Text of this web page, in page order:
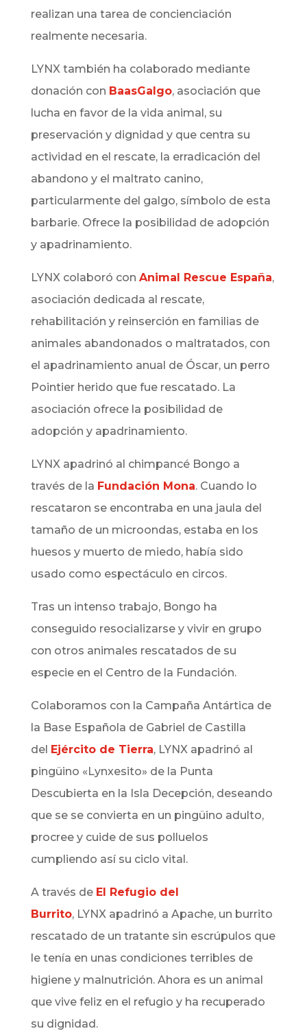
realizan una tarea de concienciación
realmente necesaria.
LYNX también ha colaborado mediante
donación con BaasGalgo, asociación que
lucha en favor de la vida animal, su
preservación y dignidad y que centra su
actividad en el rescate, la erradicación del
abandono y el maltrato canino,
particularmente del galgo, símbolo de esta
barbarie. Ofrece la posibilidad de adopción
y apadrinamiento.
LYNX colaboró con Animal Rescue España,
asociación dedicada al rescate,
rehabilitación y reinserción en familias de
animales abandonados o maltratados, con
el apadrinamiento anual de Óscar, un perro
Pointier herido que fue rescatado. La
asociación ofrece la posibilidad de
adopción y apadrinamiento.
LYNX apadrinó al chimpancé Bongo a
través de la Fundación Mona. Cuando lo
rescataron se encontraba en una jaula del
tamaño de un microondas, estaba en los
huesos y muerto de miedo, había sido
usado como espectáculo en circos.
Tras un intenso trabajo, Bongo ha
conseguido resocializarse y vivir en grupo
con otros animales rescatados de su
especie en el Centro de la Fundación.
Colaboramos con la Campaña Antártica de
la Base Española de Gabriel de Castilla
del Ejército de Tierra, LYNX apadrinó al
pingüino «Lynxesito» de la Punta
Descubierta en la Isla Decepción, deseando
que se se convierta en un pingüino adulto,
procree y cuide de sus polluelos
cumpliendo así su ciclo vital.
A través de El Refugio del
Burrito, LYNX apadrinó a Apache, un burrito
rescatado de un tratante sin escrúpulos que
le tenía en unas condiciones terribles de
higiene y malnutrición. Ahora es un animal
que vive feliz en el refugio y ha recuperado
su dignidad.